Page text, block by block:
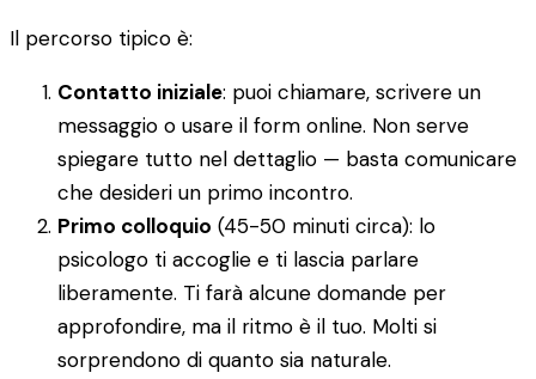
Il percorso tipico è:
Contatto iniziale: puoi chiamare, scrivere un
messaggio o usare il form online. Non serve
spiegare tutto nel dettaglio — basta comunicare
che desideri un primo incontro.
Primo colloquio (45-50 minuti circa): lo
psicologo ti accoglie e ti lascia parlare
liberamente. Ti farà alcune domande per
approfondire, ma il ritmo è il tuo. Molti si
sorprendono di quanto sia naturale.